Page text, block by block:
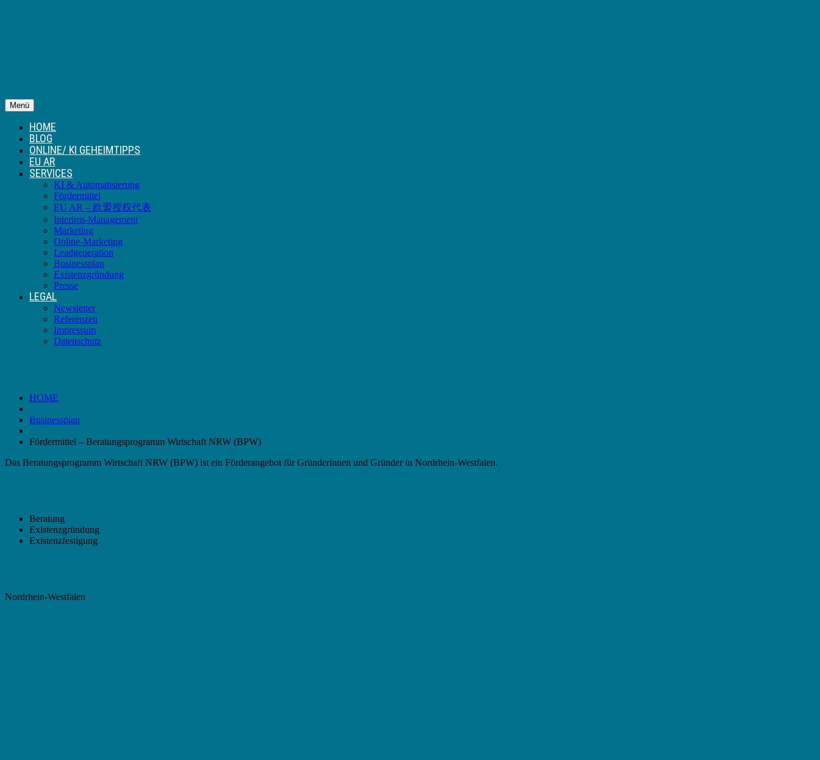
Menü
HOME
BLOG
ONLINE/ KI GEHEIMTIPPS
EU AR
SERVICES
KI & Automatisierung
Fördermittel
EU AR – 欧盟授权代表
Interims-Management
Marketing
Online-Marketing
Leadgeneration
Businessplan
Existenzgründung
Presse
LEGAL
Newsletter
Referenzen
Impressum
Datenschutz
HOME
Businessplan
Fördermittel – Beratungsprogramm Wirtschaft NRW (BPW)
Das Beratungsprogramm Wirtschaft NRW (BPW) ist ein Förderangebot für Gründerinnen und Gründer in Nordrhein-Westfalen.
Beratung
Existenzgründung
Existenzfestigung
Nordrhein-Westfalen